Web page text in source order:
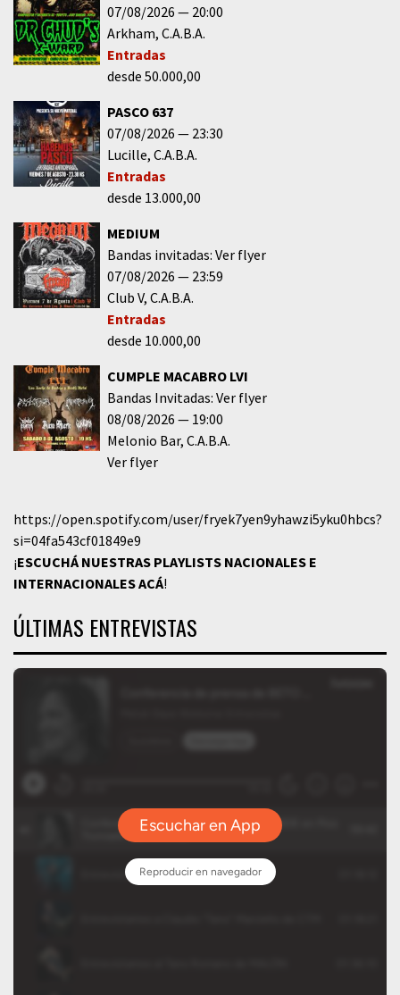
07/08/2026
20:00
Arkham C.A.B.A.
Entradas
desde 50.000,00
PASCO 637
07/08/2026
23:30
Lucille C.A.B.A.
Entradas
desde 13.000,00
MEDIUM
Bandas invitadas: Ver flyer
07/08/2026
23:59
Club V C.A.B.A.
Entradas
desde 10.000,00
CUMPLE MACABRO LVI
Bandas Invitadas: Ver flyer
08/08/2026
19:00
Melonio Bar C.A.B.A.
Ver flyer
https://open.spotify.com/user/fryek7yen9yhawzi5yku0hbcs?
si=04fa543cf01849e9
¡ESCUCHÁ NUESTRAS PLAYLISTS NACIONALES E
INTERNACIONALESACÁ!
ÚLTIMAS ENTREVISTAS